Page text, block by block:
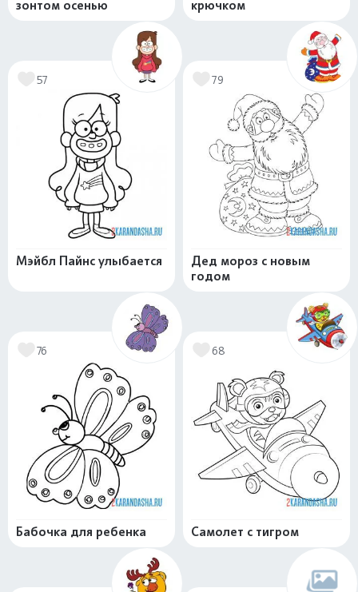
зонтом осенью крючком
57
Мэйбл Пайнс улыбается
79
Дед мороз с новым
годом
76
Бабочка для ребенка
68
Самолет с тигром